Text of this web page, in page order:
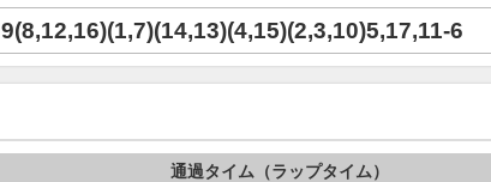
9(8,12,16)(1,7)(14,13)(4,15)(2,3,10)5,17,11-6
通過タイム（ラップタイム）